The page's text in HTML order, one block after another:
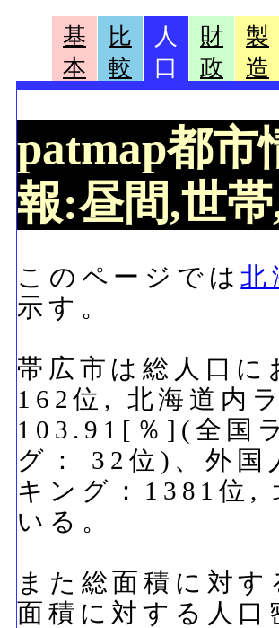
基
本
比
較
人
口
財
政
製
造
patmap都市
報:昼間,世
このページでは北
示す。
帯広市は総人口
162位, 北海道内
103.91[％](全国
グ： 32位)、外
キング：1381位,
いる。
また総面積に対
面積に対する人